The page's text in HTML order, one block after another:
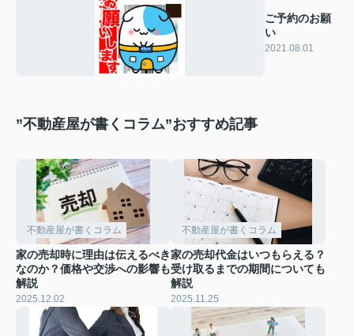
ご予約のお願
い
2021.08.01
”不動産屋が書くコラム”おすすめ記事
不動産屋が書くコラム
家の売却時に理由は伝えるべき
なのか？価格や交渉への影響も
解説
2025.12.02
不動産屋が書くコラム
家の売却代金はいつもらえる？
受け取るまでの期間についても
解説
2025.11.25